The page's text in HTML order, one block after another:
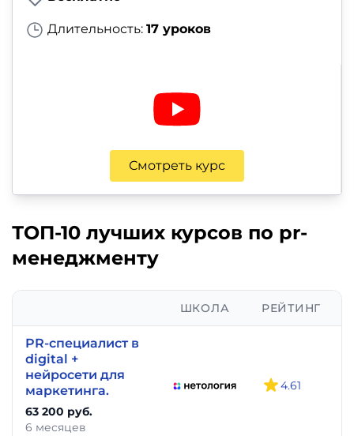
Длительность: 17 уроков
Смотреть курс
ТОП-10 лучших курсов по pr-
менеджменту
ШКОЛА РЕЙТИНГ
PR-специалист в
digital +
нейросети для
маркетинга.
63 200 руб.
6 месяцев
4.61